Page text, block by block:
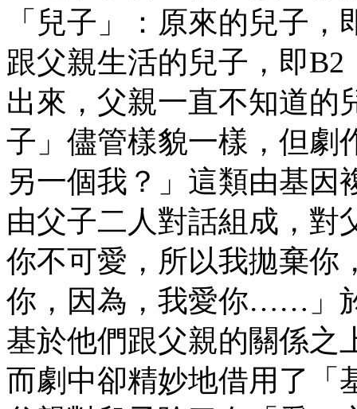
「兒子」：原來的兒子
跟父親生活的兒子，即
出來，父親一直不知道的
子」儘管樣貌一樣，但劇
另一個我？」這類由基因
由父子二人對話組成，對
你不可愛，所以我拋棄你
你，因為，我愛你……」
基於他們跟父親的關係之
而劇中卻精妙地借用了「